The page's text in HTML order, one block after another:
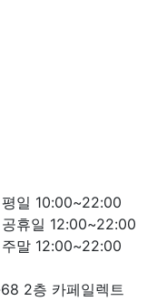
평일 10:00~22:00
공휴일 12:00~22:00
주말 12:00~22:00
2층 카페일렉트